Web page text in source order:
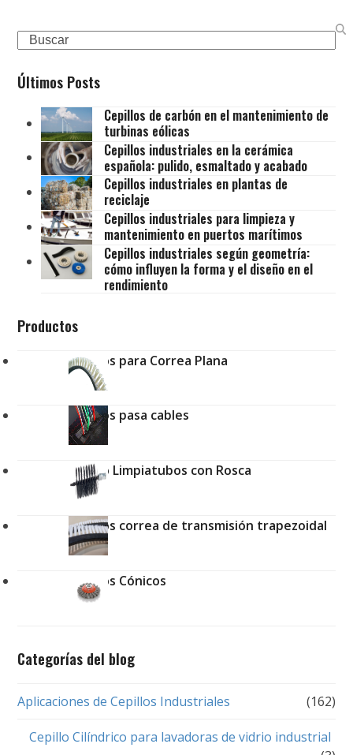
Search
Últimos Posts
Cepillos de carbón en el mantenimiento de
turbinas eólicas
Cepillos industriales en la cerámica
española: pulido, esmaltado y acabado
Cepillos industriales en plantas de
reciclaje
Cepillos industriales para limpieza y
mantenimiento en puertos marítimos
Cepillos industriales según geometría:
cómo influyen la forma y el diseño en el
rendimiento
Productos
Cepillos para Correa Plana
Cepillos pasa cables
Cepillo Limpiatubos con Rosca
Cepillos correa de transmisión trapezoidal
Cepillos Cónicos
Categorías del blog
Aplicaciones de Cepillos Industriales (162)
Cepillo Cilíndrico para lavadoras de vidrio industrial